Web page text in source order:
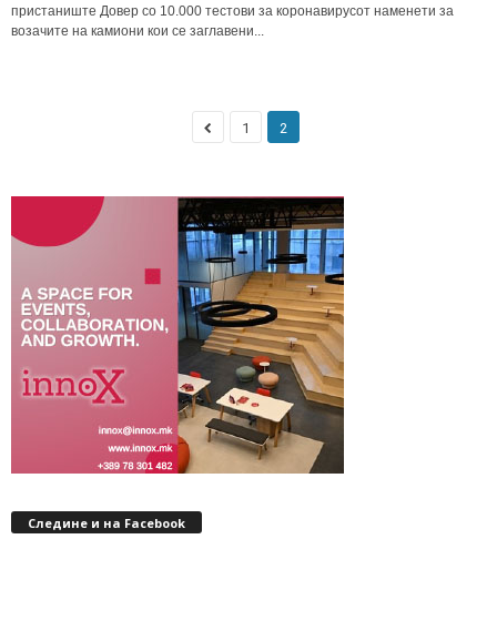
пристаниште Довер со 10.000 тестови за коронавирусот наменети за
возачите на камиони кои се заглавени...
1 2
Следине и на Facebook